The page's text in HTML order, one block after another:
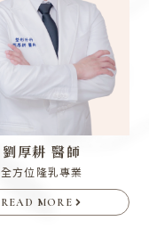
劉厚耕 醫師
全方位隆乳專業
READ MORE